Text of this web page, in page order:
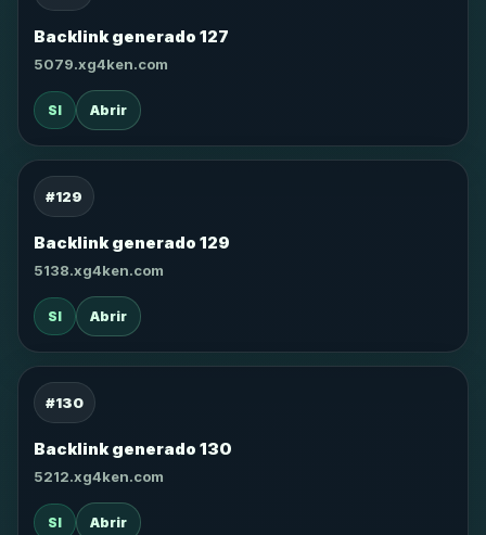
Backlink generado 127
5079.xg4ken.com
SI Abrir
#129
Backlink generado 129
5138.xg4ken.com
SI Abrir
#130
Backlink generado 130
5212.xg4ken.com
SI Abrir